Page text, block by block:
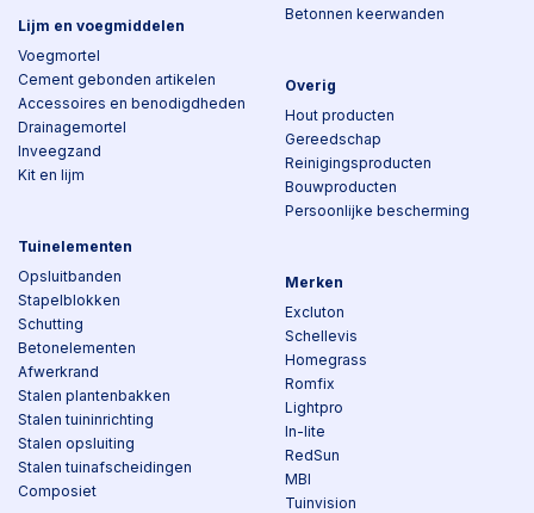
Lijm en voegmiddelen
Voegmortel
Cement gebonden artikelen
Accessoires en benodigdheden
Drainagemortel
Inveegzand
Kit en lijm
Tuinelementen
Opsluitbanden
Stapelblokken
Schutting
Betonelementen
Afwerkrand
Stalen plantenbakken
Stalen tuininrichting
Stalen opsluiting
Stalen tuinafscheidingen
Composiet
Betonnen keerwanden
Overig
Hout producten
Gereedschap
Reinigingsproducten
Bouwproducten
Persoonlijke bescherming
Merken
Excluton
Schellevis
Homegrass
Romfix
Lightpro
In-lite
RedSun
MBI
Tuinvision